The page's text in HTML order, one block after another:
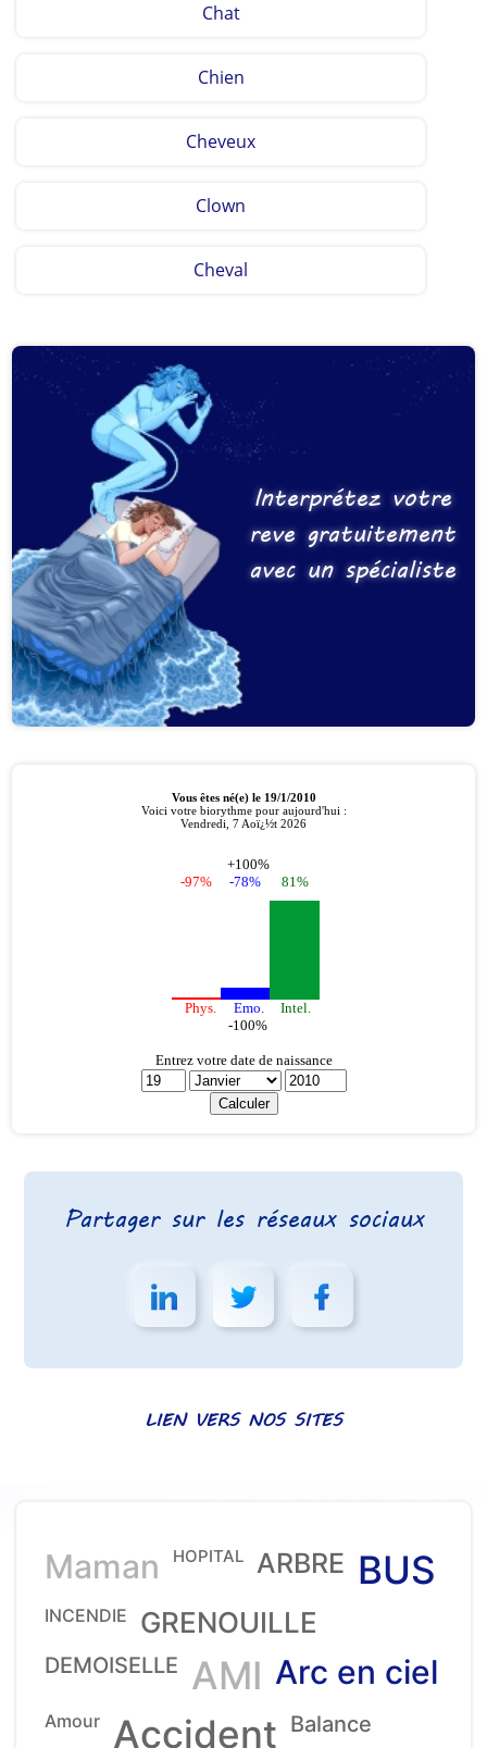
Chat
Chien
Cheveux
Clown
Cheval
Interprétez votre
reve gratuitement
avec un spécialiste
Partager sur les réseaux sociaux
LIEN VERS NOS SITES
Maman HOPITAL ARBRE BUS
INCENDIE GRENOUILLE
DEMOISELLE AMI Arc en ciel
Amour Accident Balance